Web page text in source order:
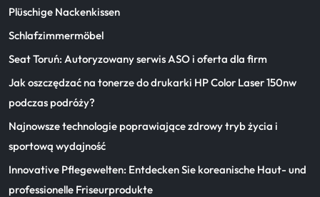
Plüschige Nackenkissen
Schlafzimmermöbel
Seat Toruń: Autoryzowany serwis ASO i oferta dla firm
Jak oszczędzać na tonerze do drukarki HP Color Laser 150nw
podczas podróży?
Najnowsze technologie poprawiające zdrowy tryb życia i
sportową wydajność
Innovative Pflegewelten: Entdecken Sie koreanische Haut- und
professionelle Friseurprodukte